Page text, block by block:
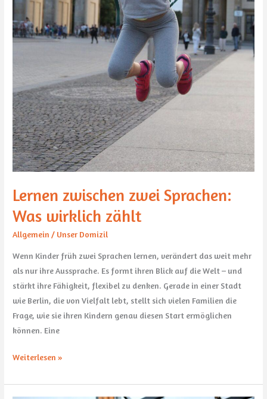
Lernen zwischen zwei Sprachen:
Was wirklich zählt
Allgemein / Unser Domizil
Wenn Kinder früh zwei Sprachen lernen, verändert das weit mehr
als nur ihre Aussprache. Es formt ihren Blick auf die Welt – und
stärkt ihre Fähigkeit, flexibel zu denken. Gerade in einer Stadt
wie Berlin, die von Vielfalt lebt, stellt sich vielen Familien die
Frage, wie sie ihren Kindern genau diesen Start ermöglichen
können. Eine
Weiterlesen »